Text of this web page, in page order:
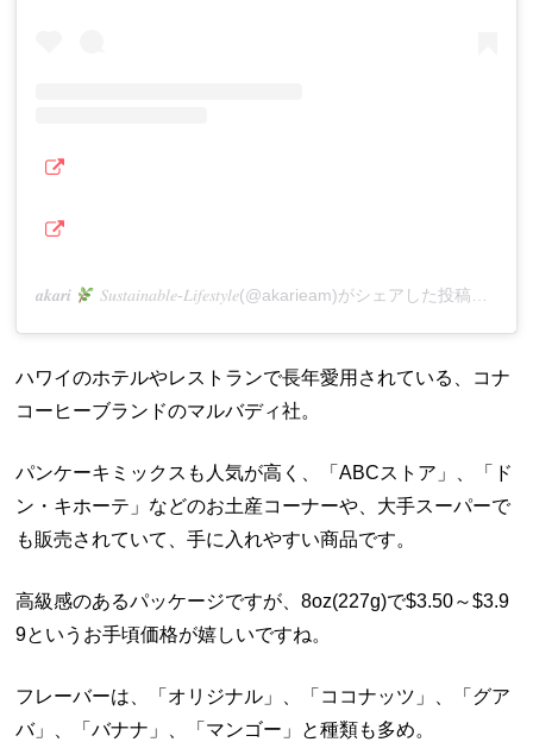
𝒂𝒌𝒂𝒓𝒊 𝑆𝑢𝑠𝑡𝑎𝑖𝑛𝑎𝑏𝑙𝑒-𝐿𝑖𝑓𝑒𝑠𝑡𝑦𝑙𝑒(@akarieam)がシェアした投稿
ハワイのホテルやレストランで長年愛用されている、コナ
コーヒーブランドのマルバディ社。
パンケーキミックスも人気が高く、「ABCストア」、「ド
ン・キホーテ」などのお土産コーナーや、大手スーパーで
も販売されていて、手に入れやすい商品です。
高級感のあるパッケージですが、8oz(227g)で$3.50～$3.9
9というお手頃価格が嬉しいですね。
フレーバーは、「オリジナル」、「ココナッツ」、「グア
バ」、「バナナ」、「マンゴー」と種類も多め。